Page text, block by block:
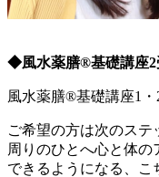
◆風水薬膳®基礎講座2
風水薬膳®基礎講座1・
ご希望の方は次のステ
周りのひとへ心と体の
できるようになる、